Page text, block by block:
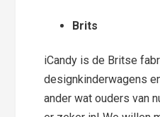
Brits
iCandy is de Britse
designkinderwagens
ander wat ouders van